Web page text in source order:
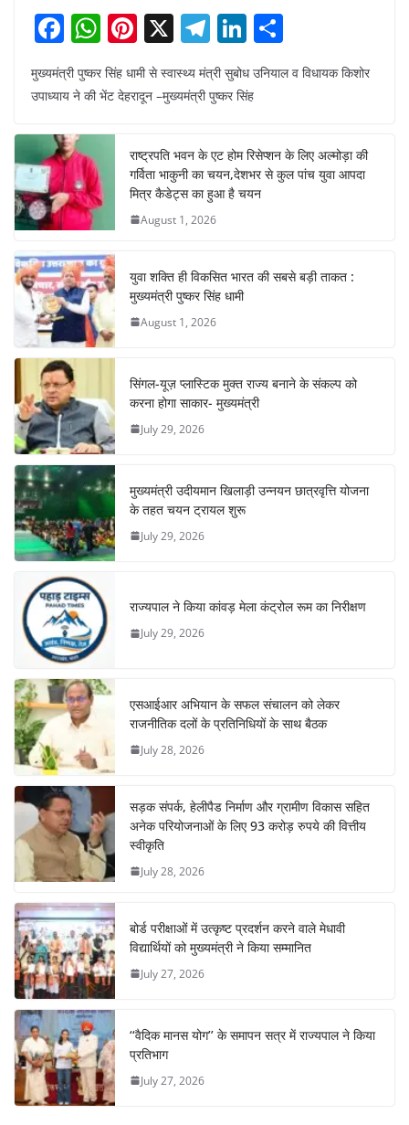
F
a
c
b
o
o
k
W
h
at
A
p
p
Pi
nt
er
e
st
X T
el
e
gr
a
m
Li
n
k
dI
n
ar
मुख्यमंत्री पुष्कर सिंह धामी से स्वास्थ्य मंत्री सुबोध उनियाल व विधायक किशोर
उपाध्याय ने की भेंट देहरादून –मुख्यमंत्री पुष्कर सिंह
राष्ट्रपति भवन के एट होम रिसेप्शन के लिए अल्मोड़ा की
गर्विता भाकुनी का चयन,देशभर से कुल पांच युवा आपदा
मित्र कैडेट्स का हुआ है चयन
August 1, 2026
युवा शक्ति ही विकसित भारत की सबसे बड़ी ताकत :
मुख्यमंत्री पुष्कर सिंह धामी
August 1, 2026
सिंगल-यूज़ प्लास्टिक मुक्त राज्य बनाने के संकल्प को
करना होगा साकार- मुख्यमंत्री
July 29, 2026
मुख्यमंत्री उदीयमान खिलाड़ी उन्नयन छात्रवृत्ति योजना
के तहत चयन ट्रायल शुरू
July 29, 2026
राज्यपाल ने किया कांवड़ मेला कंट्रोल रूम का निरीक्षण
July 29, 2026
एसआईआर अभियान के सफल संचालन को लेकर
राजनीतिक दलों के प्रतिनिधियों के साथ बैठक
July 28, 2026
सड़क संपर्क, हेलीपैड निर्माण और ग्रामीण विकास सहित
अनेक परियोजनाओं के लिए 93 करोड़ रुपये की वित्तीय
स्वीकृति
July 28, 2026
बोर्ड परीक्षाओं में उत्कृष्ट प्रदर्शन करने वाले मेधावी
विद्यार्थियों को मुख्यमंत्री ने किया सम्मानित
July 27, 2026
‘‘वैदिक मानस योग’’ के समापन सत्र में राज्यपाल ने किया
प्रतिभाग
July 27, 2026